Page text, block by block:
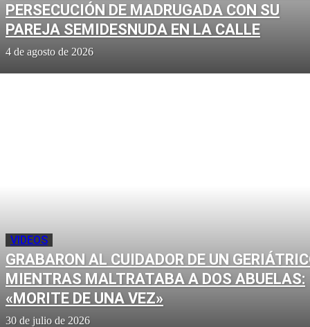
PERSECUCIÓN DE MADRUGADA CON SU
PAREJA SEMIDESNUDA EN LA CALLE
4 de agosto de 2026
VIDEOS
GRABARON AL CUIDADOR DE UN
MIENTRAS MALTRATABA A DOS ABUELAS:
«MORITE DE UNA VEZ»
30 de julio de 2026